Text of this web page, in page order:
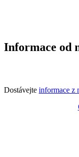
Informace od
Dostávejte informace z